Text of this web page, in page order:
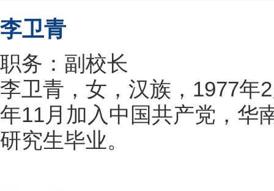
李卫青
职务：副校长
李卫青，女，汉族，1977年
年11月加入中国共产党，华
研究生毕业。